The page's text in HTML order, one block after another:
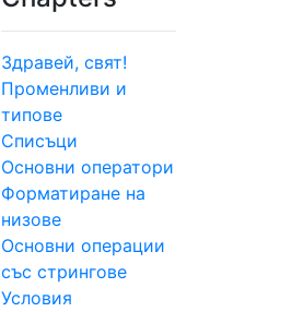
Здравей, свят!
Променливи и
типове
Списъци
Основни оператори
Форматиране на
низове
Основни операции
със стрингове
Условия